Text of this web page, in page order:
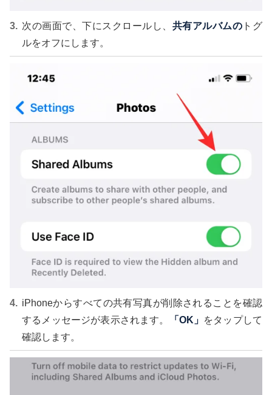
次の画面で、下にスクロールし、 共有アルバムの トグ
ルをオフにします。
iPhoneからすべての共有写真が削除されることを確認
するメッセージが表示されます。
「OK」 をタップして
確認します。